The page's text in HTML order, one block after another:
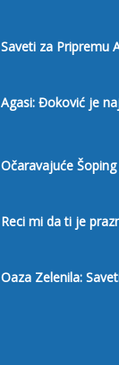
Saveti za Pripremu
Agasi: Đoković je
Očaravajuće
Reci mi da ti je
Oaza Zelenila: